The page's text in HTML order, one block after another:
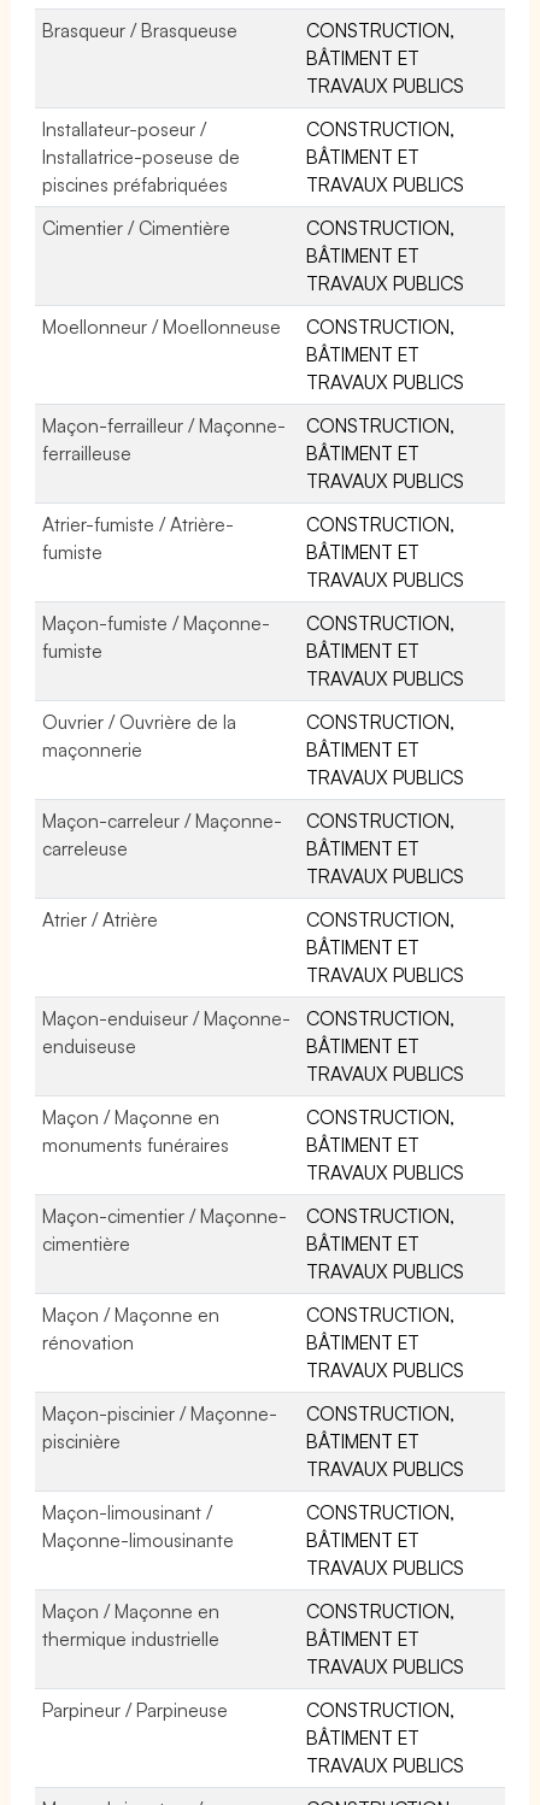
Brasqueur / Brasqueuse
CONSTRUCTION,
BÂTIMENT ET
TRAVAUX PUBLICS
Installateur-poseur /
Installatrice-poseuse de
piscines préfabriquées
CONSTRUCTION,
BÂTIMENT ET
TRAVAUX PUBLICS
Cimentier / Cimentière
CONSTRUCTION,
BÂTIMENT ET
TRAVAUX PUBLICS
Moellonneur / Moellonneuse
CONSTRUCTION,
BÂTIMENT ET
TRAVAUX PUBLICS
Maçon-ferrailleur / Maçonne-
ferrailleuse
CONSTRUCTION,
BÂTIMENT ET
TRAVAUX PUBLICS
Atrier-fumiste / Atrière-
fumiste
CONSTRUCTION,
BÂTIMENT ET
TRAVAUX PUBLICS
Maçon-fumiste / Maçonne-
fumiste
CONSTRUCTION,
BÂTIMENT ET
TRAVAUX PUBLICS
Ouvrier / Ouvrière de la
maçonnerie
CONSTRUCTION,
BÂTIMENT ET
TRAVAUX PUBLICS
Maçon-carreleur / Maçonne-
carreleuse
CONSTRUCTION,
BÂTIMENT ET
TRAVAUX PUBLICS
Atrier / Atrière
CONSTRUCTION,
BÂTIMENT ET
TRAVAUX PUBLICS
Maçon-enduiseur / Maçonne-
enduiseuse
CONSTRUCTION,
BÂTIMENT ET
TRAVAUX PUBLICS
Maçon / Maçonne en
monuments funéraires
CONSTRUCTION,
BÂTIMENT ET
TRAVAUX PUBLICS
Maçon-cimentier / Maçonne-
cimentière
CONSTRUCTION,
BÂTIMENT ET
TRAVAUX PUBLICS
Maçon / Maçonne en
rénovation
CONSTRUCTION,
BÂTIMENT ET
TRAVAUX PUBLICS
Maçon-piscinier / Maçonne-
piscinière
CONSTRUCTION,
BÂTIMENT ET
TRAVAUX PUBLICS
Maçon-limousinant /
Maçonne-limousinante
CONSTRUCTION,
BÂTIMENT ET
TRAVAUX PUBLICS
Maçon / Maçonne en
thermique industrielle
CONSTRUCTION,
BÂTIMENT ET
TRAVAUX PUBLICS
Parpineur / Parpineuse
CONSTRUCTION,
BÂTIMENT ET
TRAVAUX PUBLICS